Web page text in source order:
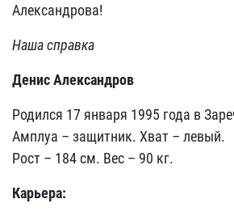
Александрова!
Наша справка
Денис Александров
Родился 17 января 1995 года в
Амплуа – защитник. Хват – левый.
Рост – 184 см. Вес – 90 кг.
Карьера: